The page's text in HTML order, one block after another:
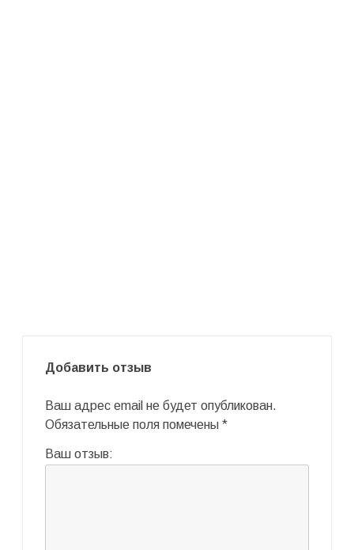
Добавить отзыв
Ваш адрес email не будет опубликован.
Обязательные поля помечены *
Ваш отзыв: